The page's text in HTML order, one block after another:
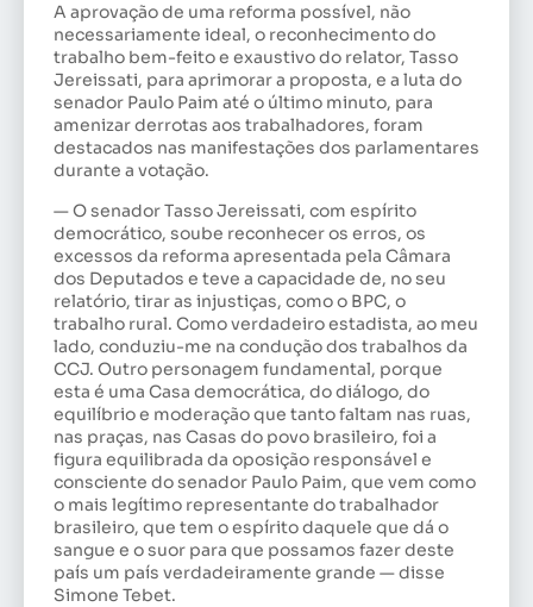
A aprovação de uma reforma possível, não
necessariamente ideal, o reconhecimento do
trabalho bem-feito e exaustivo do relator, Tasso
Jereissati, para aprimorar a proposta, e a luta do
senador Paulo Paim até o último minuto, para
amenizar derrotas aos trabalhadores, foram
destacados nas manifestações dos parlamentares
durante a votação.
— O senador Tasso Jereissati, com espírito
democrático, soube reconhecer os erros, os
excessos da reforma apresentada pela Câmara
dos Deputados e teve a capacidade de, no seu
relatório, tirar as injustiças, como o BPC, o
trabalho rural. Como verdadeiro estadista, ao meu
lado, conduziu-me na condução dos trabalhos da
CCJ. Outro personagem fundamental, porque
esta é uma Casa democrática, do diálogo, do
equilíbrio e moderação que tanto faltam nas ruas,
nas praças, nas Casas do povo brasileiro, foi a
figura equilibrada da oposição responsável e
consciente do senador Paulo Paim, que vem como
o mais legítimo representante do trabalhador
brasileiro, que tem o espírito daquele que dá o
sangue e o suor para que possamos fazer deste
país um país verdadeiramente grande — disse
Simone Tebet.